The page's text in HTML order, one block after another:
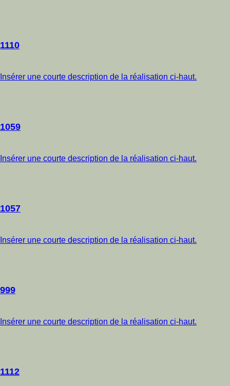
1110
Insérer une courte description de la réalisation ci-haut.
1059
Insérer une courte description de la réalisation ci-haut.
1057
Insérer une courte description de la réalisation ci-haut.
999
Insérer une courte description de la réalisation ci-haut.
1112